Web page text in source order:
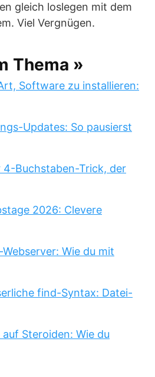
gleich loslegen mit dem
Viel Vergnügen.
Thema »
Software zu installieren:
Updates: So pausierst
Buchstaben-Trick, der
2026: Clevere
Wie du mit
find-Syntax: Datei-
Steroiden: Wie du